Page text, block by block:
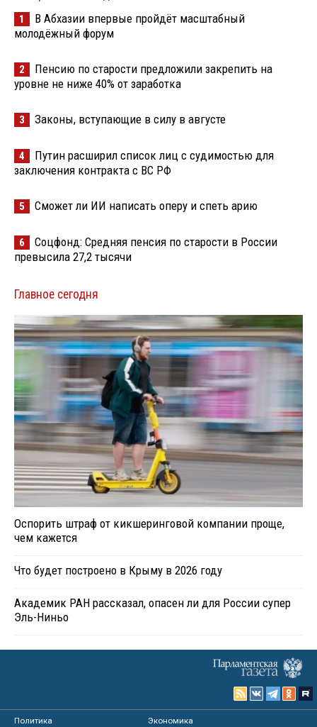
1
В Абхазии впервые пройдёт масштабный
молодёжный форум
2
Пенсию по старости предложили закрепить на
уровне не ниже 40% от заработка
3 Законы, вступающие в силу в августе
4
Путин расширил список лиц с судимостью для
заключения контракта с ВС РФ
5 Сможет ли ИИ написать оперу и спеть арию
6
Соцфонд: Средняя пенсия по старости в России
превысила 27,2 тысячи
Главное сегодня
Оспорить штраф от кикшеринговой компании проще,
чем кажется
Что будет построено в Крыму в 2026 году
Академик РАН рассказал, опасен ли для России супер
Эль-Ниньо
Политика
Экономика